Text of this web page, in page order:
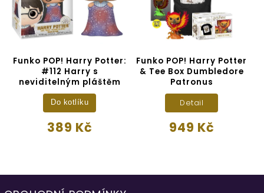
POP! #54 Harry
Ron na koštěti
419 Kč
Funko POP! Harry Potter:
#112 Harry s
neviditelným pláštěm
Funko
& Tee